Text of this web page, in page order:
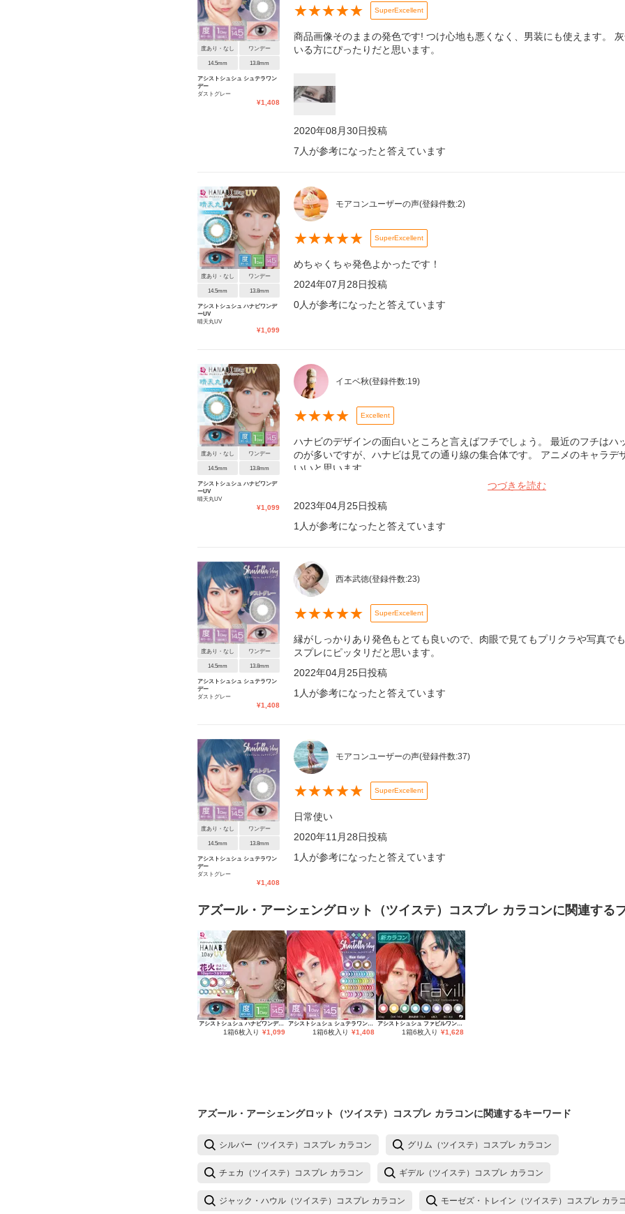
度あり・なし ワンデー
14.5mm 13.8mm
アシストシュシュ シュテラワン
デー
ダストグレー
¥1,408
★★★★★ SuperExcellent
商品画像そのままの発色です! つけ心地も悪くなく、男装にも使えます。
いる方にぴったりだと思います。
2020年08月30日投稿
7 人が参考になったと答えています
度あり・なし ワンデー
14.5mm 13.8mm
アシストシュシュ ハナビワンデ
ーUV
晴天丸UV
¥1,099
モアコンユーザーの声(登録件数:2)
★★★★★ SuperExcellent
めちゃくちゃ発色よかったです！
2024年07月28日投稿
0人が参考になったと答えています
度あり・なし ワンデー
14.5mm 13.8mm
アシストシュシュ ハナビワンデ
ーUV
晴天丸UV
¥1,099
イエベ秋(登録件数:19)
★★★★ Excellent
ハナビのデザインの面白いところと言えばフチでしょう。 最近のフチはハ
のが多いですが、ハナビは見ての通り線の集合体です。 アニメのキャラデ
いいと思います。
つづきを読む
2023年04月25日投稿
1 人が参考になったと答えています
度あり・なし ワンデー
14.5mm 13.8mm
アシストシュシュ シュテラワン
デー
ダストグレー
¥1,408
西本武徳(登録件数:23)
★★★★★ SuperExcellent
縁がしっかりあり発色もとても良いので、肉眼で見てもプリクラや写真で
スプレにピッタリだと思います。
2022年04月25日投稿
1 人が参考になったと答えています
度あり・なし ワンデー
14.5mm 13.8mm
アシストシュシュ シュテラワン
デー
ダストグレー
¥1,408
モアコンユーザーの声(登録件数:37)
★★★★★ SuperExcellent
日常使い
2020年11月28日投稿
1 人が参考になったと答えています
アズール・アーシェングロット（ツイステ）コスプレ カラコンに関連する
アシストシュシュ ハナビワンデーUV
1箱6枚入り ¥1,099
アシストシュシュ シュテラワンデー
1箱6枚入り ¥1,408
アシストシュシュ ファビルワンデー
1箱6枚入り ¥1,628
アズール・アーシェングロット（ツイステ）コスプレ カラコンに関連するキーワード
シルバー（ツイステ）コスプレ カラコン グリム（ツイステ）コスプレ カラコン
チェカ（ツイステ）コスプレ カラコン ギデル（ツイステ）コスプレ カラコン
ジャック・ハウル（ツイステ）コスプレ カラコン モーゼズ・トレイン（ツイステ）コスプレ カラ